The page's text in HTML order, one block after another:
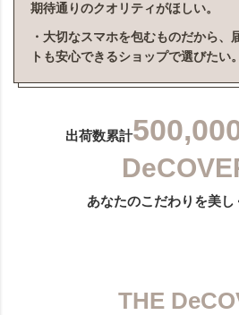
期待通りのクオリティがほしい。
・大切なスマホを包むものだから、
トも安心できるショップで選びたい。
出荷数累計
あなたのこだわりを美し
THE